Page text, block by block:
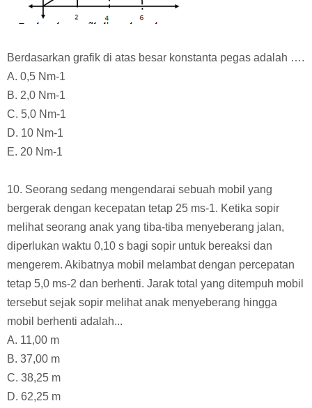
Berdasarkan grafik di atas besar konstanta pegas adalah ….
A. 0,5 Nm-1
B. 2,0 Nm-1
C. 5,0 Nm-1
D. 10 Nm-1
E. 20 Nm-1
10. Seorang sedang mengendarai sebuah mobil yang
bergerak dengan kecepatan tetap 25 ms-1. Ketika sopir
melihat seorang anak yang tiba-tiba menyeberang jalan,
diperlukan waktu 0,10 s bagi sopir untuk bereaksi dan
mengerem. Akibatnya mobil melambat dengan percepatan
tetap 5,0 ms-2 dan berhenti. Jarak total yang ditempuh mobil
tersebut sejak sopir melihat anak menyeberang hingga
mobil berhenti adalah...
A. 11,00 m
B. 37,00 m
C. 38,25 m
D. 62,25 m